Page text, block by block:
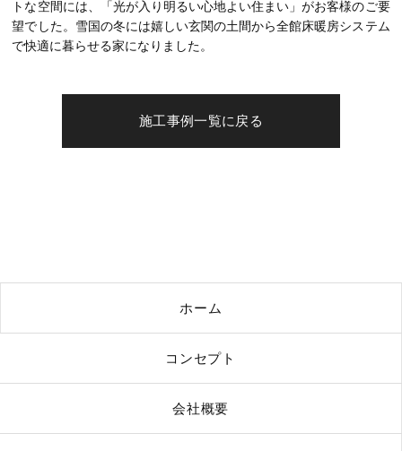
トな空間には、「光が入り明るい心地よい住まい」がお客様のご要
望でした。雪国の冬には嬉しい玄関の土間から全館床暖房システム
で快適に暮らせる家になりました。
施工事例一覧に戻る
ホーム
コンセプト
会社概要